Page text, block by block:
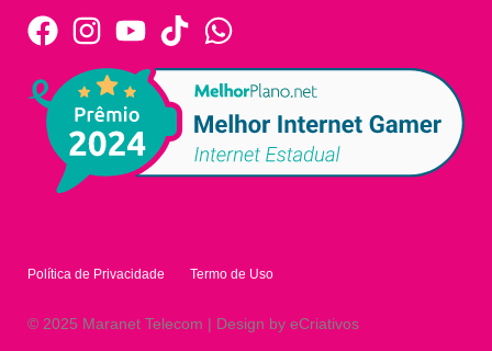
Política de Privacidade Termo de Uso
© 2025 Maranet Telecom | Design by eCriativos